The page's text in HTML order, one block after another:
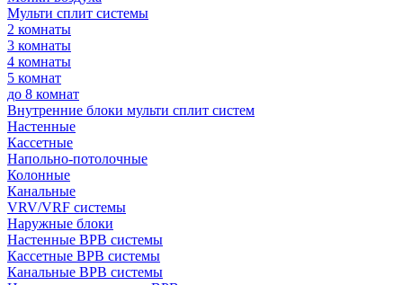
Мульти сплит системы
2 комнаты
3 комнаты
4 комнаты
5 комнат
до 8 комнат
Внутренние блоки мульти сплит систем
Настенные
Кассетные
Напольно-потолочные
Колонные
Канальные
VRV/VRF системы
Наружные блоки
Настенные ВРВ системы
Кассетные ВРВ системы
Канальные ВРВ системы